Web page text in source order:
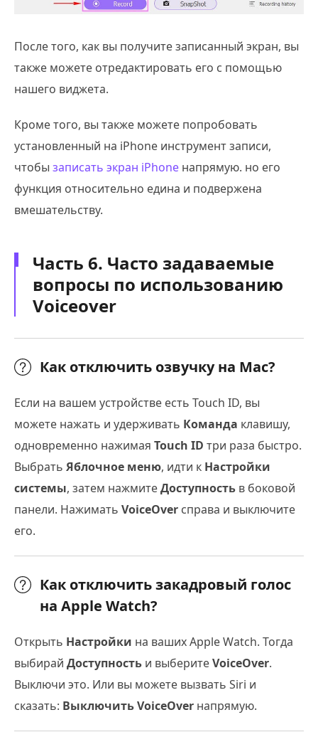
После того, как вы получите записанный экран, вы
также можете отредактировать его с помощью
нашего виджета.
Кроме того, вы также можете попробовать
установленный на iPhone инструмент записи,
чтобы записать экран iPhone напрямую. но его
функция относительно едина и подвержена
вмешательству.
Часть 6. Часто задаваемые
вопросы по использованию
Voiceover
Как отключить озвучку на Mac?
Если на вашем устройстве есть Touch ID, вы
можете нажать и удерживать Команда клавишу,
одновременно нажимая Touch ID три раза быстро.
Выбрать Яблочное меню, идти к Настройки
системы, затем нажмитеДоступность в боковой
панели. Нажимать VoiceOver справа и выключите
его.
Как отключить закадровый голос
на Apple Watch?
Открыть Настройки на ваших Apple Watch. Тогда
выбирай Доступность и выберитеVoiceOver.
Выключи это. Или вы можете вызвать Siri и
сказать: Выключить VoiceOver напрямую.